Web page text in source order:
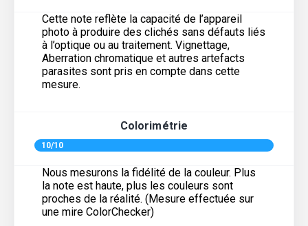
Cette note reflète la capacité de l’appareil
photo à produire des clichés sans défauts liés
à l’optique ou au traitement. Vignettage,
Aberration chromatique et autres artefacts
parasites sont pris en compte dans cette
mesure.
Colorimétrie
10/10
Nous mesurons la fidélité de la couleur. Plus
la note est haute, plus les couleurs sont
proches de la réalité. (Mesure effectuée sur
une mire ColorChecker)